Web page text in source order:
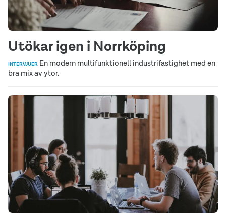
Utökar igen i Norrköping
INTERVJUER En modern multifunktionell industrifastighet med en
bra mix av ytor.